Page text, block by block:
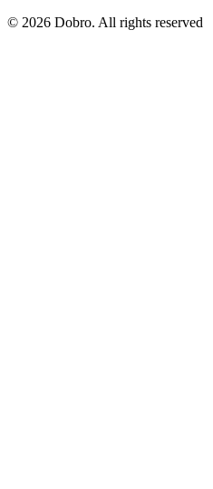
© 2026 Dobro. All rights reserved